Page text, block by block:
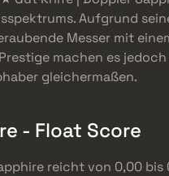
Aufgrund
Messer mit
machen es
gleichermaßen.
- Float Score
reicht von 0,00 bis